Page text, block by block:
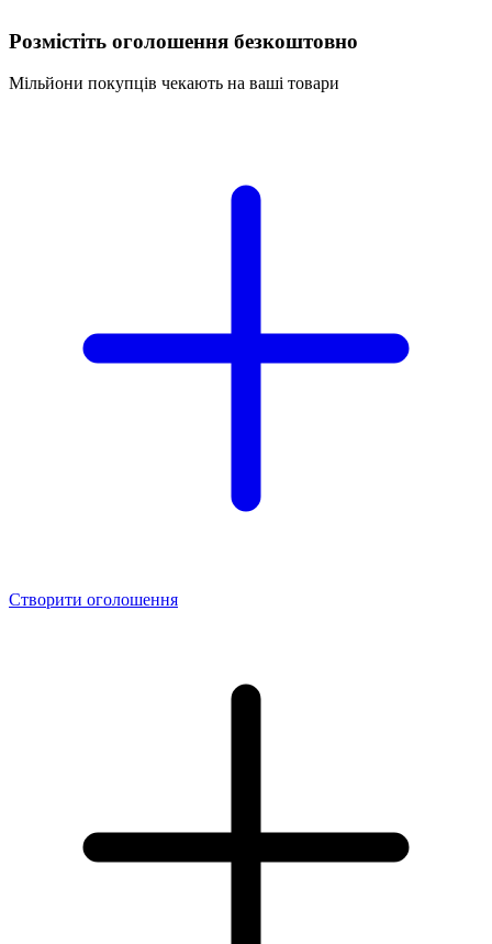
Розмістіть оголошення безкоштовно
Мільйони покупців чекають на ваші товари
Створити оголошення